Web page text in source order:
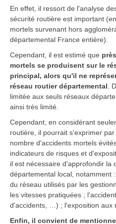
En effet, il ressort de l'analyse
sécurité routière est important
mortels survenant hors
départemental France entière).
Cependant, il est estimé que
mortels se produisent sur le
principal, alors qu'il ne
réseau routier départemental .
limitée aux seuls réseaux
ainsi très limité.
Cependant, en considérant
routière, il pourrait s'exprimer
nombre d'accidents mortels
indicateurs de risques et
il est nécessaire d'approfondir la
départemental local, notamment
du réseau utilisés par les
les vitesses pratiquées ;
d'accidents, …) ; l'exposition aux
Enfin, il convient de